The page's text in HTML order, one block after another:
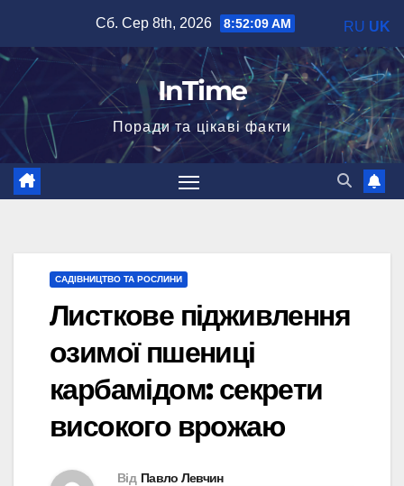
вмісту
Сб. Сер 8th, 2026 8:52:11 AM
InTime
Поради та цікаві факти
САДІВНИЦТВО ТА РОСЛИНИ
Листкове підживлення
озимої пшениці
карбамідом: секрети
високого врожаю
Від Павло Левчин
RU UK